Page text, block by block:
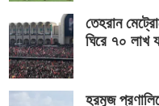
তেহরান
ঘিরে ৭০ লাখ
হরমুজ